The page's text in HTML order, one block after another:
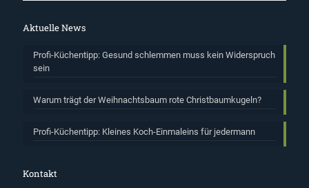
Aktuelle News
Profi-Küchentipp: Gesund schlemmen muss kein Widerspruch
sein
Warum trägt der Weihnachtsbaum rote Christbaumkugeln?
Profi-Küchentipp: Kleines Koch-Einmaleins für jedermann
Kontakt